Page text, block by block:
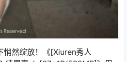
悄然绽放！《[Xiuren秀人